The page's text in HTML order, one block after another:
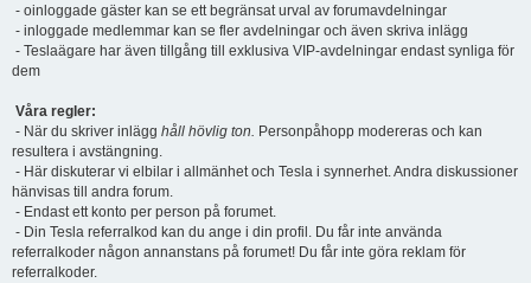
- oinloggade gäster kan se ett begränsat urval av forumavdelningar
- inloggade medlemmar kan se fler avdelningar och även skriva inlägg
- Teslaägare har även tillgång till exklusiva VIP-avdelningar endast synliga för
dem
Våra regler:
- När du skriver inlägg håll hövlig ton. Personpåhopp modereras och kan
resultera i avstängning.
- Här diskuterar vi elbilar i allmänhet och Tesla i synnerhet. Andra diskussioner
hänvisas till andra forum.
- Endast ett konto per person på forumet.
- Din Tesla referralkod kan du ange i din profil. Du får inte använda
referralkoder någon annanstans på forumet! Du får inte göra reklam för
referralkoder.